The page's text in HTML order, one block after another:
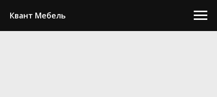
Квант Мебель